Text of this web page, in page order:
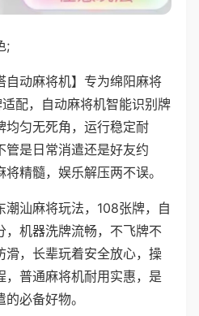
;
自动麻将机】专为绵阳麻将
配，自动麻将机智能识别牌
均匀无死角，运行稳定耐
管是日常消遣还是好友约
精髓，娱乐解压两不误。
潮汕麻将玩法，108张牌，自
，机器洗牌流畅，不飞牌不
滑，长辈玩着安全放心，操
，普通麻将机耐用实惠，是
必备好物。